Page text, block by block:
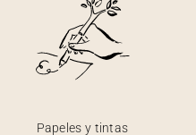
Papeles y tintas